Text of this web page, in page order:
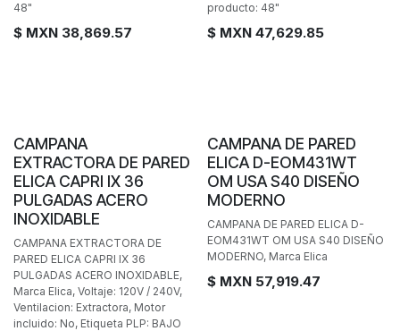
48"
$ MXN 38,869.57
producto: 48"
$ MXN 47,629.85
BAJO PEDIDO
CAMPANA
EXTRACTORA DE PARED
ELICA CAPRI IX 36
PULGADAS ACERO
INOXIDABLE
CAMPANA EXTRACTORA DE
PARED ELICA CAPRI IX 36
PULGADAS ACERO INOXIDABLE,
Marca Elica, Voltaje: 120V / 240V,
Ventilacion: Extractora, Motor
incluido: No, Etiqueta PLP: BAJO
POCAS PIEZAS
CAMPANA DE PARED
ELICA D-EOM431WT
OM USA S40 DISEÑO
MODERNO
CAMPANA DE PARED ELICA D-
EOM431WT OM USA S40 DISEÑO
MODERNO, Marca Elica
$ MXN 57,919.47